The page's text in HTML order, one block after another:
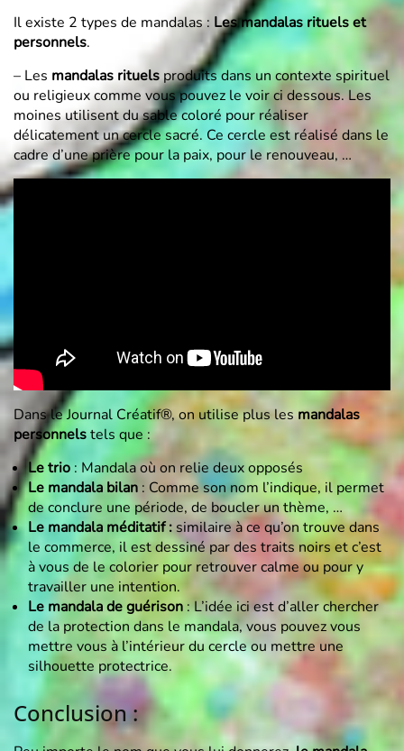
Il existe 2 types de mandalas : Les mandalas rituels et
personnels.
– Les mandalas rituelsproduits dans un contexte spirituel
ou religieux comme vous pouvez le voir ci dessous. Les
moines utilisent du sable coloré pour réaliser
délicatement un cercle sacré. Ce cercle est réalisé dans le
cadre d’une prière pour la paix, pour le renouveau, …
Dans le Journal Créatif®, on utilise plus lesmandalas
personnelstels que :
Le trio : Mandala où on relie deux opposés
Le mandala bilan : Comme son nom l’indique, il permet
de conclure une période, de boucler un thème, …
Le mandala méditatif :similaire à ce qu’on trouve dans
le commerce, il est dessiné par des traits noirs et c’est
à vous de le colorier pour retrouver calme ou pour y
travailler une intention.
Le mandala de guérison : L’idée ici est d’aller chercher
de la protection dans le mandala, vous pouvez vous
mettre vous à l’intérieur du cercle ou mettre une
silhouette protectrice.
Conclusion :